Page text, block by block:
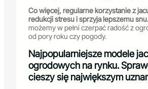
Co więcej, regularne korzystanie z
redukcji stresu i sprzyja lepszemu snu.
możemy w pełni czerpać radość z
od pory roku czy pogody.
Najpopularniejsze modele
ogrodowych na rynku.
cieszy się największym